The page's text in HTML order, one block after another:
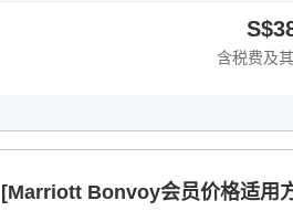
含税费及
[Marriott Bonvoy会员价格适用